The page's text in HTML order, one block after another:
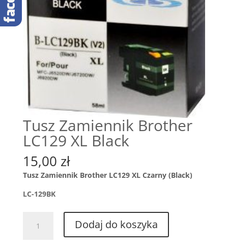
Tusz Zamiennik Brother
LC129 XL Black
15,00 zł
Tusz Zamiennik Brother LC129 XL Czarny (Black)
LC-129BK
Dodaj do koszyka